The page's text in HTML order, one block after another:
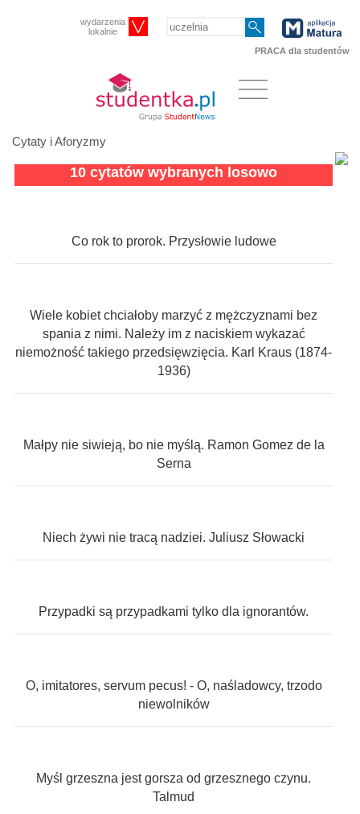
wydarzenia
lokalnie
PRACA dla studentów
Cytaty i Aforyzmy
10 cytatów wybranych losowo
Co rok to prorok. Przysłowie ludowe
Wiele kobiet chciałoby marzyć z mężczyznami bez
spania z nimi. Należy im z naciskiem wykazać
niemożność takiego przedsięwzięcia. Karl Kraus (1874-
1936)
Małpy nie siwieją, bo nie myślą. Ramon Gomez de la
Serna
Niech żywi nie tracą nadziei. Juliusz Słowacki
Przypadki są przypadkami tylko dla ignorantów.
O, imitatores, servum pecus! - O, naśladowcy, trzodo
niewolników
Myśl grzeszna jest gorsza od grzesznego czynu.
Talmud